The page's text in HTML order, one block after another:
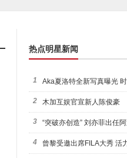
热点明星新闻
1 Aka夏洛特全新写真曝光
2 木加互娱官宣新人陈俊豪
3 “突破亦创造” 刘亦菲出任
引爆
4 曾黎受邀出席FILA大秀 活